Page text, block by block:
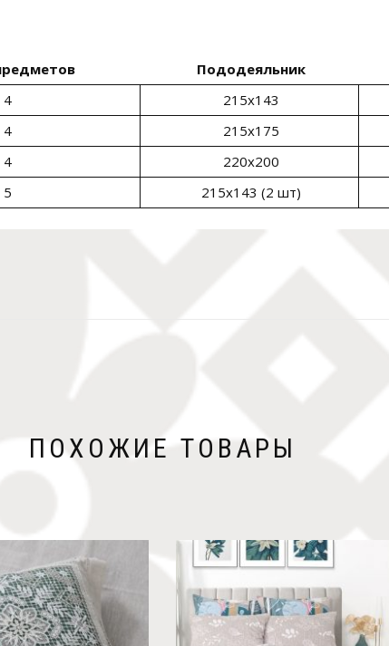
Пододеяльник
4 215х143
4 215х175
4 220х200
5 215х143 (2 шт)
ПОХОЖИЕ ТОВАРЫ